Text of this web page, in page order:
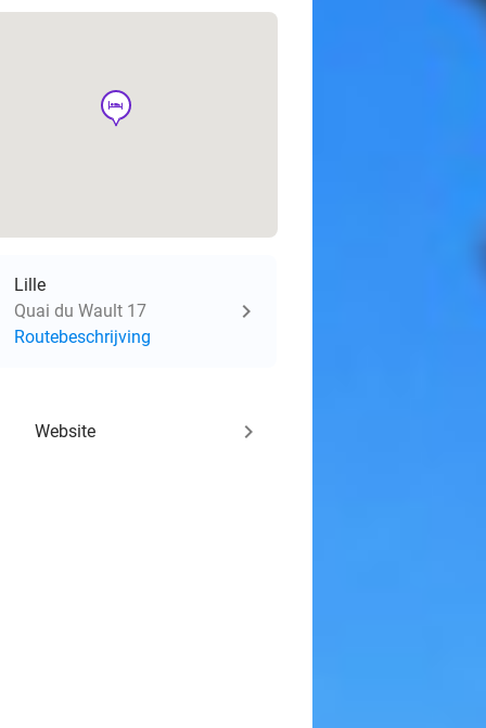
hotel
Lille
Quai du Wault 17
Routebeschrijving
Website keyboard_arrow_right